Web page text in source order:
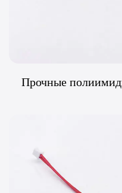
Прочные